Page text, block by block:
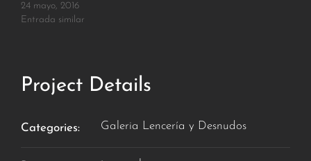
24 mayo, 2016
Entrada similar
Project Details
Categories: Galeria Lencería y Desnudos